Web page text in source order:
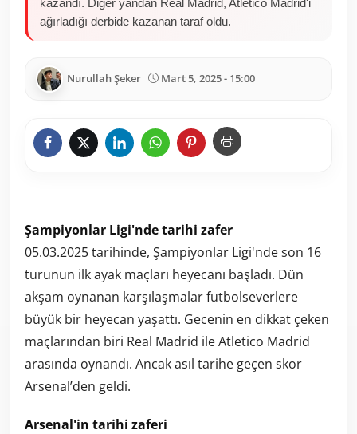
kazandı. Diğer yandan Real Madrid, Atletico Madrid'i
ağırladığı derbide kazanan taraf oldu.
Nurullah Şeker Mart 5, 2025 - 15:00
Şampiyonlar Ligi'nde tarihi zafer
05.03.2025 tarihinde, Şampiyonlar Ligi'nde son 16
turunun ilk ayak maçları heyecanı başladı. Dün
akşam oynanan karşılaşmalar futbolseverlere
büyük bir heyecan yaşattı. Gecenin en dikkat çeken
maçlarından biri Real Madrid ile Atletico Madrid
arasında oynandı. Ancak asıl tarihe geçen skor
Arsenal’den geldi.
Arsenal'in tarihi zaferi